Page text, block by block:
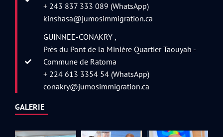
+ 243 837 333 089 (WhatsApp)
kinshasa@jumosimmigration.ca
GUINNEE-CONAKRY ,
Près du Pont de la Minière Quartier Taouyah -
Commune de Ratoma
+ 224 613 3354 54 (WhatsApp)
conakry@jumosimmigration.ca
GALERIE